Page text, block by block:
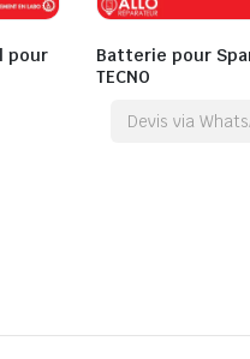
pour
Batterie pour
TECNO
Devis via